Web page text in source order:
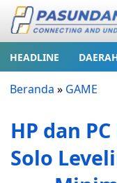
HEADLINE
Beranda » GAME
HP dan
Solo